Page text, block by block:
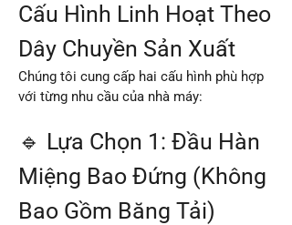
Cấu Hình Linh Hoạt Theo
Dây Chuyền Sản Xuất
Chúng tôi cung cấp hai cấu hình phù hợp
với từng nhu cầu của nhà máy:
🔹 Lựa Chọn 1: Đầu Hàn
Miệng Bao Đứng (Không
Bao Gồm Băng Tải)